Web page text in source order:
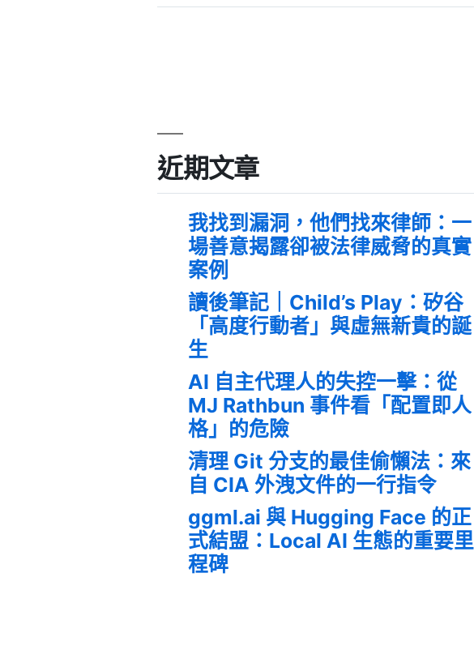
近期文章
我找到漏洞，他們找來律師：一
場善意揭露卻被法律威脅的真實
案例
讀後筆記｜Child’s Play：矽谷
「高度行動者」與虛無新貴的誕
生
AI 自主代理人的失控一擊：從
MJ Rathbun 事件看「配置即人
格」的危險
清理 Git 分支的最佳偷懶法：來
自 CIA 外洩文件的一行指令
ggml.ai 與 Hugging Face 的正
式結盟：Local AI 生態的重要里
程碑